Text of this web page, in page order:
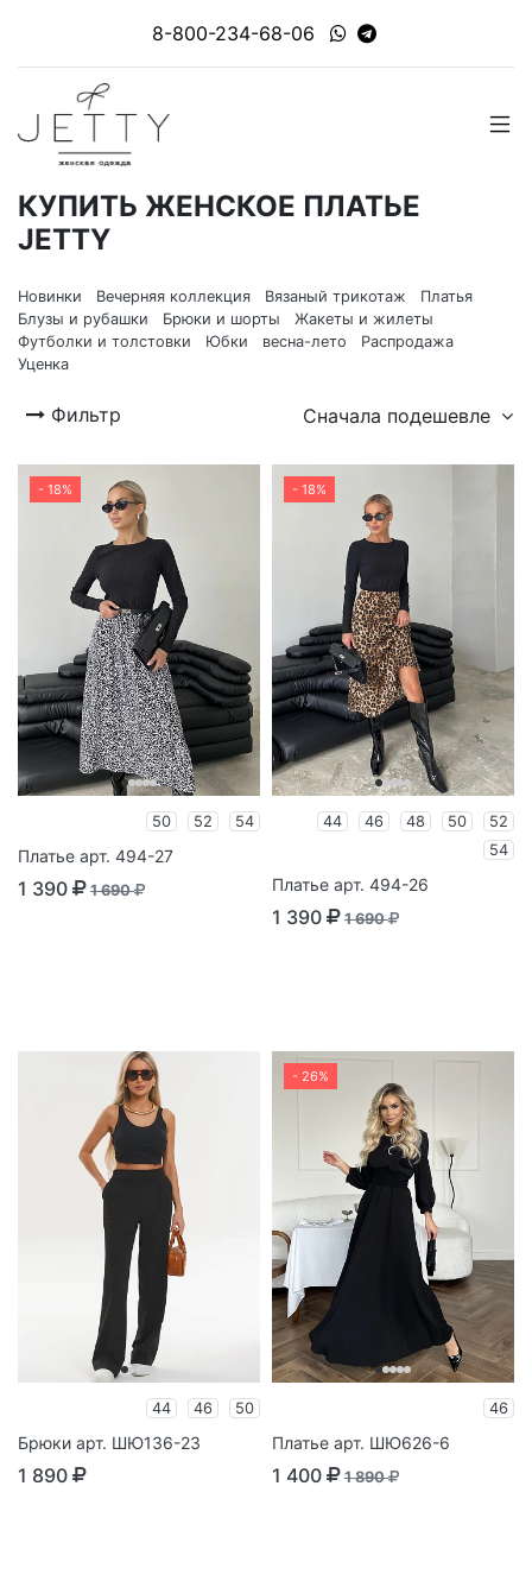
8-800-234-68-06
КУПИТЬ ЖЕНСКОЕ ПЛАТЬЕ
JETTY
Новинки Вечерняя коллекция Вязаный трикотаж
Платья
Блузы и рубашки
Брюки и шорты
Жакеты и жилеты
Футболки и толстовки
Юбки весна-лето
Распродажа
Уценка
Фильтр Сначала подешевле
- 18%
50 52 54
Платье арт. 494-27
1 390 1 690
- 18%
44 46 48 50
52
54
Платье арт. 494-26
1 390 1 690
44 46 50
Брюки арт. ШЮ136-23
1 890
- 26%
46
Платье арт. ШЮ626-6
1 400 1 890